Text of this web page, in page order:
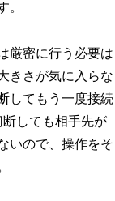
。
厳密に行う必要は
きさが気に入らな
してもう一度接続
しても相手先が
いので、操作をそ